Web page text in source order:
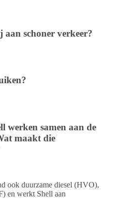
schoner verkeer?
werken samen aan de
maakt die
ook duurzame diesel (HVO),
en werkt Shell aan